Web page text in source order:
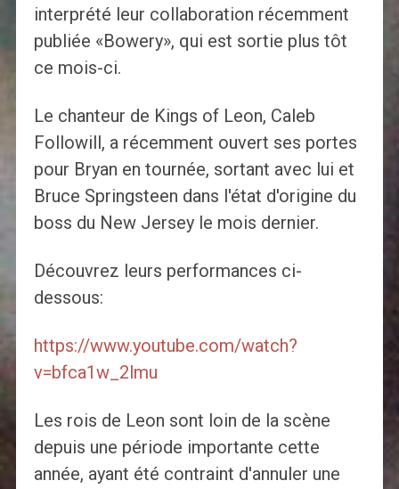
interprété leur collaboration récemment
publiée «Bowery», qui est sortie plus tôt
ce mois-ci.
Le chanteur de Kings of Leon, Caleb
Followill, a récemment ouvert ses portes
pour Bryan en tournée, sortant avec lui et
Bruce Springsteen dans l'état d'origine du
boss du New Jersey le mois dernier.
Découvrez leurs performances ci-
dessous:
https://www.youtube.com/watch?
v=bfca1w_2lmu
Les rois de Leon sont loin de la scène
depuis une période importante cette
année, ayant été contraint d'annuler une